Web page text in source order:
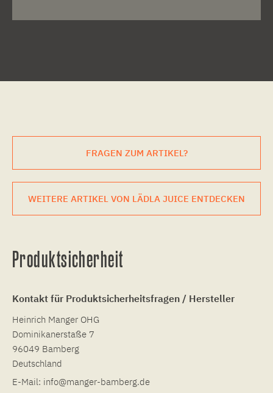
FRAGEN ZUM ARTIKEL?
WEITERE ARTIKEL VON LÄDLA JUICE ENTDECKEN
Produktsicherheit
Kontakt für Produktsicherheitsfragen / Hersteller
Heinrich Manger OHG
Dominikanerstaße 7
96049 Bamberg
Deutschland
E-Mail: info@manger-bamberg.de